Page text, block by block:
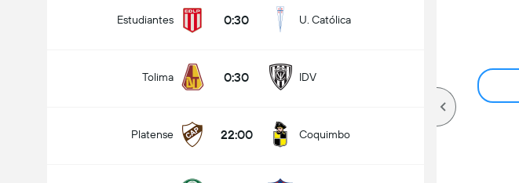
Estudiantes 0:30 U. Católica
Tolima 0:30 IDV
Platense 22:00 Coquimbo
Goles en el partido (2.5)
Más de